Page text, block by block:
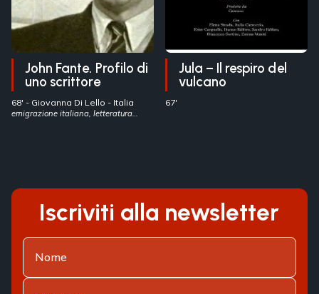
John Fante. Profilo di
uno scrittore
68' - Giovanna Di Lello - Italia
emigrazione italiana, letteratura
Jula – Il respiro del
vulcano
67'
Iscriviti alla newsletter